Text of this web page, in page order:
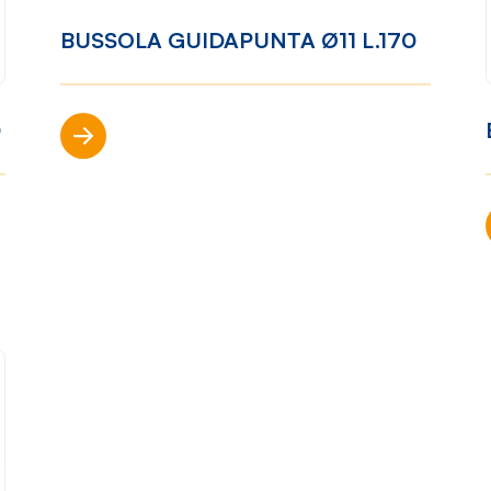
Come lavoriamo Settori
Casalinghi
BUSSOLA GUIDAPUNTA Ø11 L.170
Scopri di più